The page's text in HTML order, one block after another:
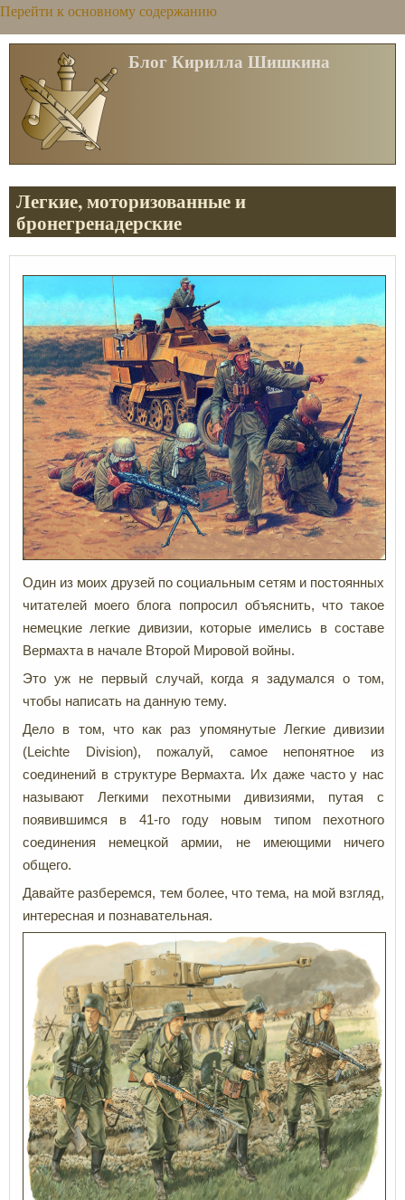
Перейти к основному содержанию
Блог Кирилла Шишкина
Легкие, моторизованные и
бронегренадерские
Один из моих друзей по социальным сетям и постоянных
читателей моего блога попросил объяснить, что такое
немецкие легкие дивизии, которые имелись в составе
Вермахта в начале Второй Мировой войны.
Это уж не первый случай, когда я задумался о том,
чтобы написать на данную тему.
Дело в том, что как раз упомянутые Легкие дивизии
(Leichte Division), пожалуй, самое непонятное из
соединений в структуре Вермахта. Их даже часто у нас
называют Легкими пехотными дивизиями, путая с
появившимся в 41-го году новым типом пехотного
соединения немецкой армии, не имеющими ничего
общего.
Давайте разберемся, тем более, что тема, на мой взгляд,
интересная и познавательная.